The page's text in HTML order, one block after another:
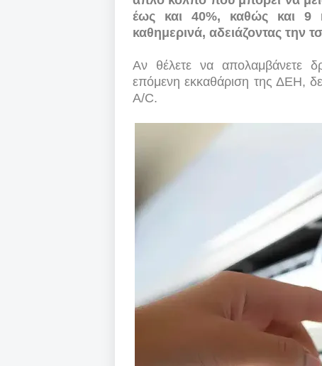
έως και 40%, καθώς και 9
καθημερινά, αδειάζοντας την
Αν θέλετε να απολαμβάνετε
επόμενη εκκαθάριση της ΔΕΗ,
A/C.